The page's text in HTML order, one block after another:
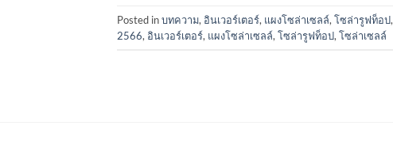
Posted inบทความ, อินเวอร์เตอร์, แผงโซล่าเซลล์, โซล่ารูฟท็อป,
2566, อินเวอร์เตอร์, แผงโซล่าเซลล์, โซล่ารูฟท็อป, โซล่าเซลล์